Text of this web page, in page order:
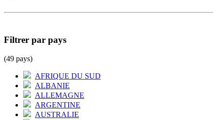
Filtrer par pays
(49 pays)
AFRIQUE DU SUD
ALBANIE
ALLEMAGNE
ARGENTINE
AUSTRALIE